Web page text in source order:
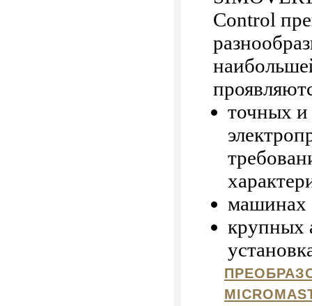
Control
точных и
машинах
крупных